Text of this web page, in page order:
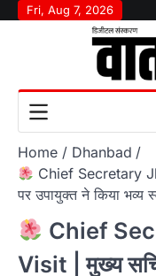
SkipFri, Aug 7, 2026
Home
Dhanbad
Chief Secretary
पर उपायुक्त ने किया भव्य
Chief
Visit | मुख्य